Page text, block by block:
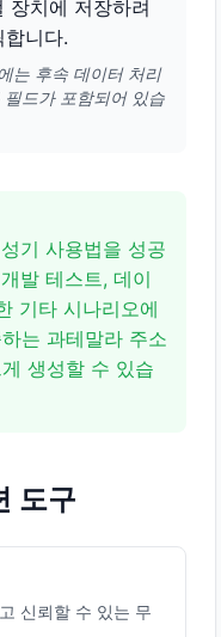
장치에 저장하려
니다.
는 후속 데이터 처리
드가 포함되어 있습
기 사용법을 성공
발 테스트, 데이
기타 시나리오에
는 과테말라 주소
생성할 수 있습
도구
신뢰할 수 있는 무